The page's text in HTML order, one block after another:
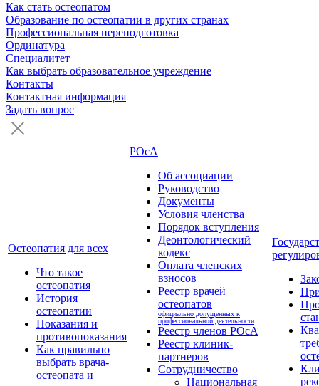
Как стать остеопатом
Образование по остеопатии в других странах
Профессиональная переподготовка
Ординатура
Специалитет
Как выбрать образовательное учреждение
Контакты
Контактная информация
Задать вопрос
Остеопатия для всех
Что такое
остеопатия
История
остеопатии
Показания и
противопоказания
Как правильно
выбрать врача-
остеопата и
РОсА
Об ассоциации
Руководство
Документы
Условия членства
Порядок вступления
Деонтологический
кодекс
Оплата членских
взносов
Реестр врачей
остеопатов
официально допущенных к
профессиональной деятельности
Реестр членов РОсА
Реестр клиник-
партнеров
Сотрудничество
Национальная